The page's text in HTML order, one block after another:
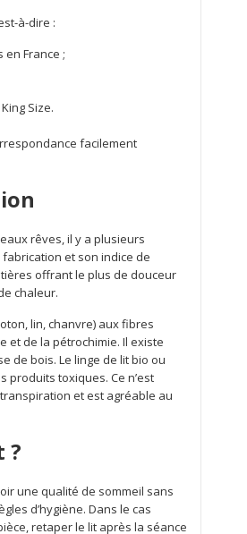
à-dire :
en France ;
Size.
facilement
rêves, il y a plusieurs
et son indice de
offrant le plus de douceur
chaleur.
lin, chanvre) aux fibres
et de la pétrochimie. Il existe
de bois. Le linge de lit bio ou
produits toxiques. Ce n’est
et est agréable au
?
une qualité de sommeil sans
d’hygiène. Dans le cas
retaper le lit après la séance